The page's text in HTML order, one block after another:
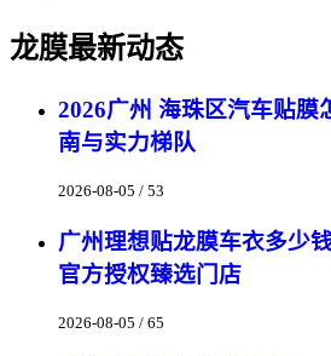
龙膜最新动态
2026广州 海珠区汽车贴膜
南与实力梯队
2026-08-05 / 53
广州理想贴龙膜车衣多少
官方授权臻选门店
2026-08-05 / 65